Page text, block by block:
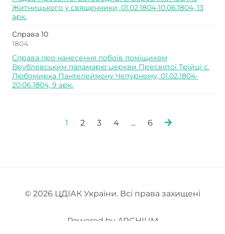
Житницького у священники, 01.02.1804-10.06.1804, 13
арк.
Справа 10
1804
Справа про нанесення побоїв поміщиком
Врублевським паламарю церкви Пресвятої Трійці с.
Любомирка Пантелеймону Чепурному, 01.02.1804-
20.06.1804, 9 арк.
1 2 3 4 ... 6
© 2026 ЦДІАК України. Всі права захищені
Powered by ARCHIUM